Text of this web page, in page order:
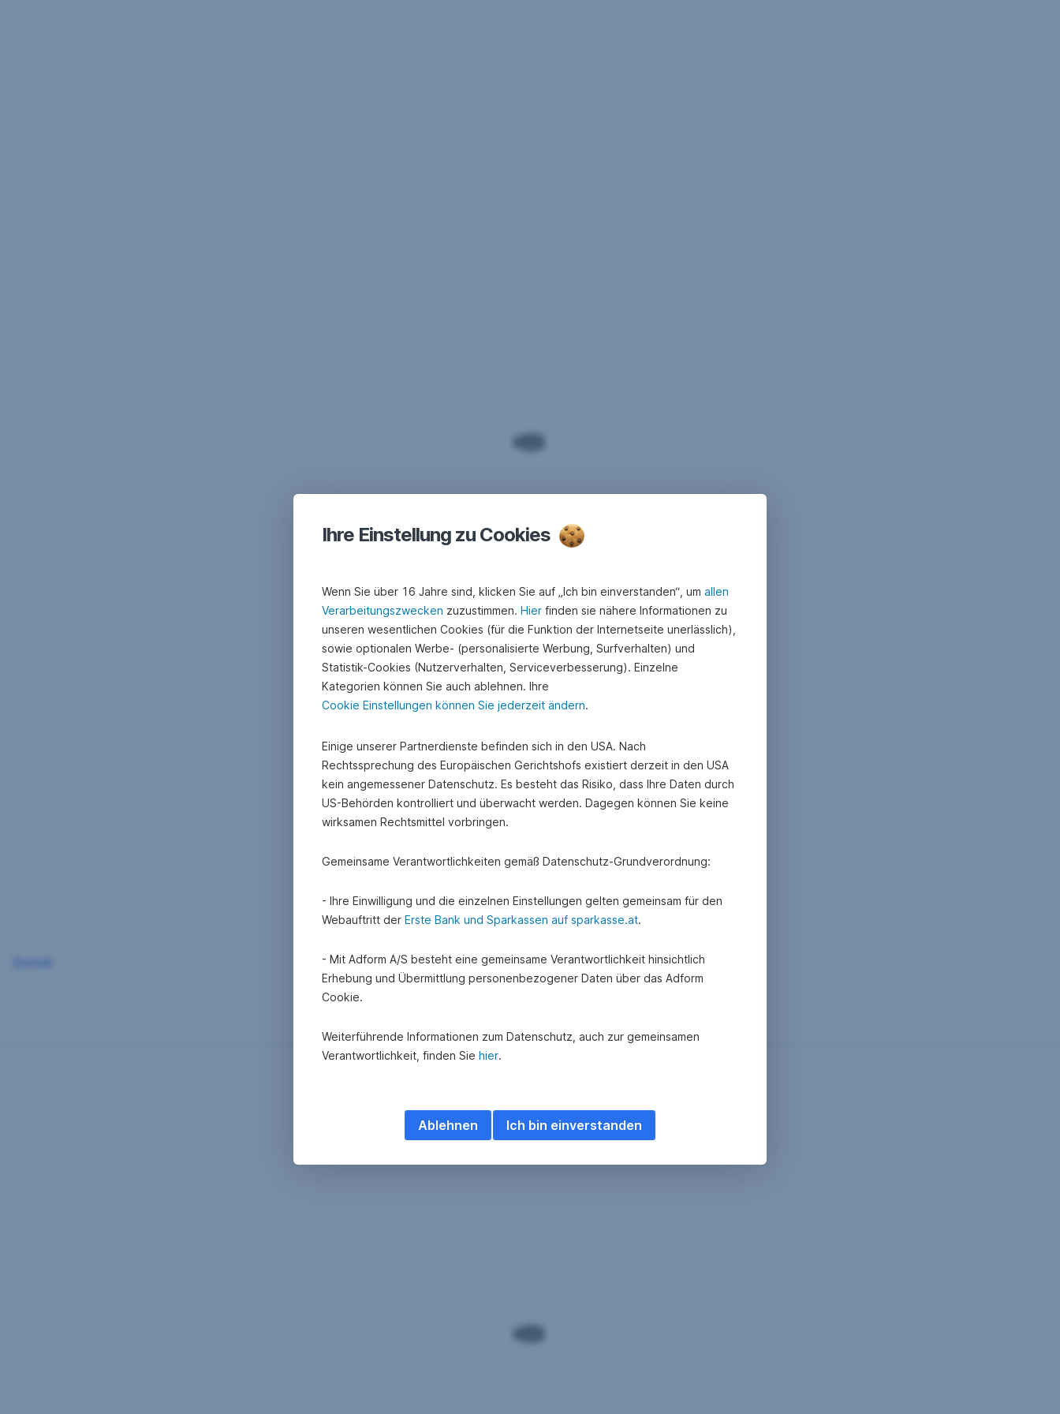
Ihre Einstellung zu Cookies
Wenn Sie über 16 Jahre sind, klicken Sie auf „Ich bin einverstanden“, um allen
Verarbeitungszwecken zuzustimmen. Hier finden sie nähere Informationen zu
unseren wesentlichen Cookies (für die Funktion der Internetseite unerlässlich),
sowie optionalen Werbe- (personalisierte Werbung, Surfverhalten) und
Statistik-Cookies (Nutzerverhalten, Serviceverbesserung). Einzelne
Kategorien können Sie auch ablehnen. Ihre
Cookie Einstellungen können Sie jederzeit ändern.
Einige unserer Partnerdienste befinden sich in den USA. Nach
Rechtssprechung des Europäischen Gerichtshofs existiert derzeit in den USA
kein angemessener Datenschutz. Es besteht das Risiko, dass Ihre Daten durch
US-Behörden kontrolliert und überwacht werden. Dagegen können Sie keine
wirksamen Rechtsmittel vorbringen.
Gemeinsame Verantwortlichkeiten gemäß Datenschutz-Grundverordnung:
- Ihre Einwilligung und die einzelnen Einstellungen gelten gemeinsam für den
Webauftritt der Erste Bank und Sparkassen auf sparkasse.at.
- Mit Adform A/S besteht eine gemeinsame Verantwortlichkeit hinsichtlich
Erhebung und Übermittlung personenbezogener Daten über das Adform
Cookie.
Weiterführende Informationen zum Datenschutz, auch zur gemeinsamen
Verantwortlichkeit, finden Sie hier.
Ich bin einverstanden
Ablehnen